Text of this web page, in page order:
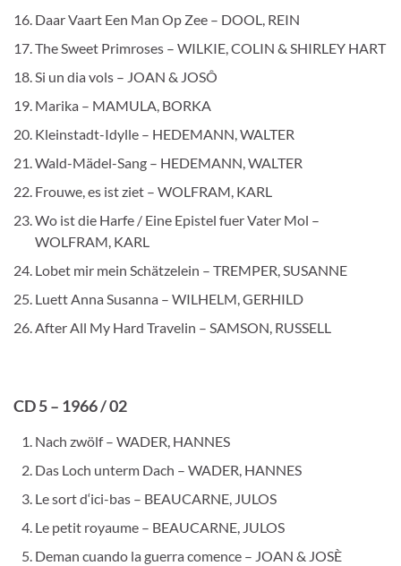
Daar Vaart Een Man Op Zee – DOOL, REIN
The Sweet Primroses – WILKIE, COLIN & SHIRLEY HART
Si un dia vols – JOAN & JOSÔ
Marika – MAMULA, BORKA
Kleinstadt-Idylle – HEDEMANN, WALTER
Wald-Mädel-Sang – HEDEMANN, WALTER
Frouwe, es ist ziet – WOLFRAM, KARL
Wo ist die Harfe / Eine Epistel fuer Vater Mol –
WOLFRAM, KARL
Lobet mir mein Schätzelein – TREMPER, SUSANNE
Luett Anna Susanna – WILHELM, GERHILD
After All My Hard Travelin – SAMSON, RUSSELL
CD 5 – 1966 / 02
Nach zwölf – WADER, HANNES
Das Loch unterm Dach – WADER, HANNES
Le sort d‘ici-bas – BEAUCARNE, JULOS
Le petit royaume – BEAUCARNE, JULOS
Deman cuando la guerra comence – JOAN & JOSÈ